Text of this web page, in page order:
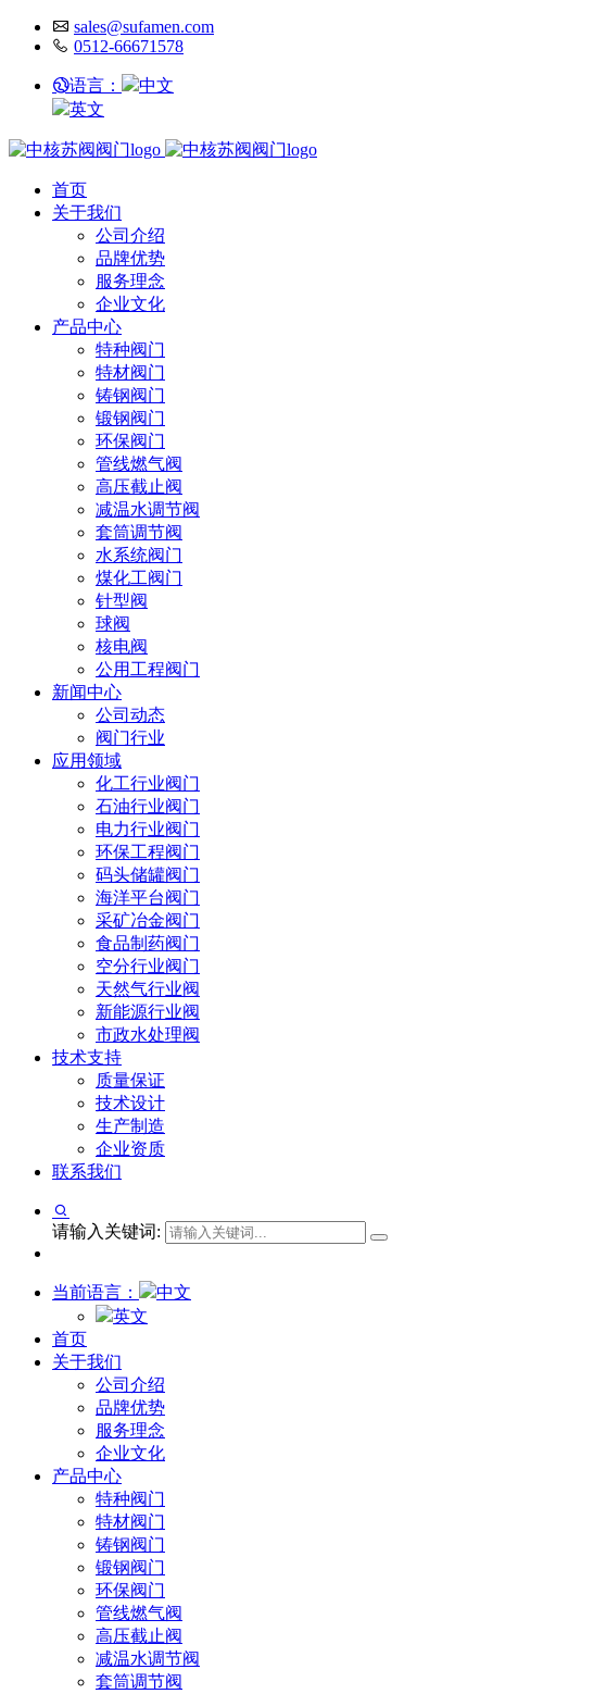
sales@sufamen.com
0512-66671578
语言：
中文
英文
首页
关于我们
公司介绍
品牌优势
服务理念
企业文化
产品中心
特种阀门
特材阀门
铸钢阀门
锻钢阀门
环保阀门
管线燃气阀
高压截止阀
减温水调节阀
套筒调节阀
水系统阀门
煤化工阀门
针型阀
球阀
核电阀
公用工程阀门
新闻中心
公司动态
阀门行业
应用领域
化工行业阀门
石油行业阀门
电力行业阀门
环保工程阀门
码头储罐阀门
海洋平台阀门
采矿冶金阀门
食品制药阀门
空分行业阀门
天然气行业阀
新能源行业阀
市政水处理阀
技术支持
质量保证
技术设计
生产制造
企业资质
联系我们
请输入关键词:
当前语言：
中文
英文
首页
关于我们
公司介绍
品牌优势
服务理念
企业文化
产品中心
特种阀门
特材阀门
铸钢阀门
锻钢阀门
环保阀门
管线燃气阀
高压截止阀
减温水调节阀
套筒调节阀